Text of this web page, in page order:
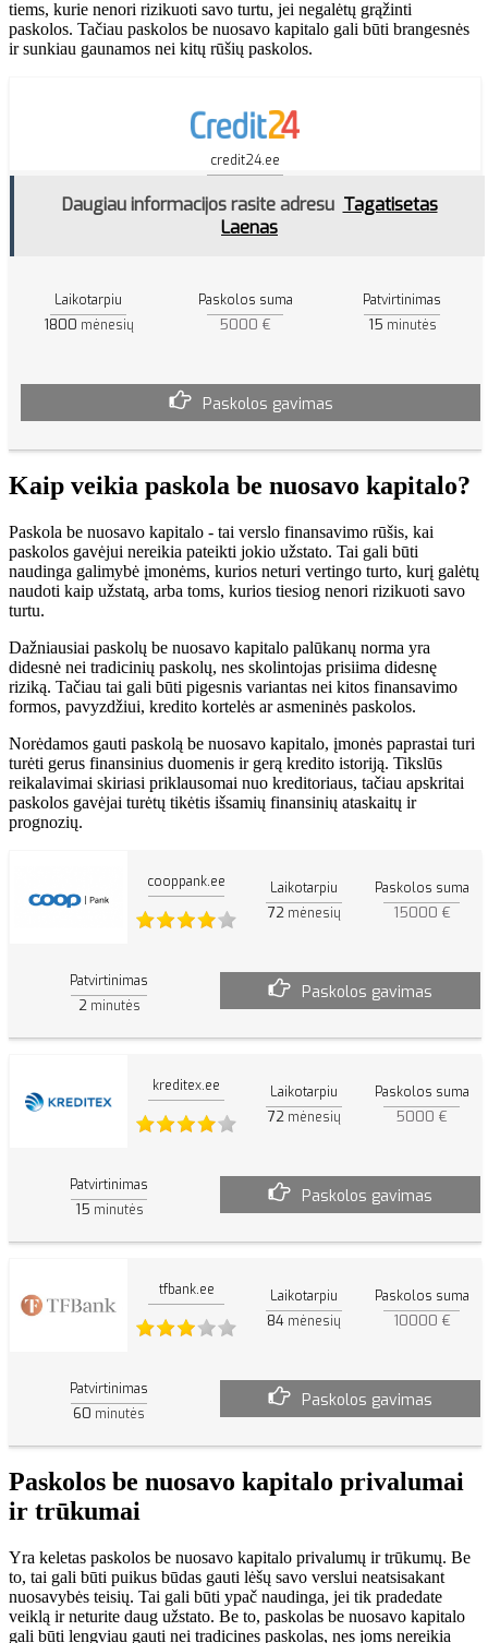
tiems, kurie nenori rizikuoti savo turtu, jei negalėtų grąžinti
paskolos. Tačiau paskolos be nuosavo kapitalo gali būti brangesnės
ir sunkiau gaunamos nei kitų rūšių paskolos.
credit24.ee
Daugiau informacijos rasite adresu Tagatisetas
Laenas
Laikotarpiu
1800 mėnesių
Paskolos suma
5000 €
Patvirtinimas
15 minutės
Paskolos gavimas
Kaip veikia paskola be nuosavo kapitalo?
Paskola be nuosavo kapitalo - tai verslo finansavimo rūšis, kai
paskolos gavėjui nereikia pateikti jokio užstato. Tai gali būti
naudinga galimybė įmonėms, kurios neturi vertingo turto, kurį galėtų
naudoti kaip užstatą, arba toms, kurios tiesiog nenori rizikuoti savo
turtu.
Dažniausiai paskolų be nuosavo kapitalo palūkanų norma yra
didesnė nei tradicinių paskolų, nes skolintojas prisiima didesnę
riziką. Tačiau tai gali būti pigesnis variantas nei kitos finansavimo
formos, pavyzdžiui, kredito kortelės ar asmeninės paskolos.
Norėdamos gauti paskolą be nuosavo kapitalo, įmonės paprastai turi
turėti gerus finansinius duomenis ir gerą kredito istoriją. Tikslūs
reikalavimai skiriasi priklausomai nuo kreditoriaus, tačiau apskritai
paskolos gavėjai turėtų tikėtis išsamių finansinių ataskaitų ir
prognozių.
cooppank.ee Laikotarpiu
72mėnesių
Paskolos suma
15000 €
Patvirtinimas
2minutės
Paskolos gavimas
kreditex.ee Laikotarpiu
72mėnesių
Paskolos suma
5000 €
Patvirtinimas
15 minutės
Paskolos gavimas
tfbank.ee Laikotarpiu
84 mėnesių
Paskolos suma
10000 €
Patvirtinimas
60 minutės
Paskolos gavimas
Paskolos be nuosavo kapitalo privalumai
ir trūkumai
Yra keletas paskolos be nuosavo kapitalo privalumų ir trūkumų. Be
to, tai gali būti puikus būdas gauti lėšų savo verslui neatsisakant
nuosavybės teisių. Tai gali būti ypač naudinga, jei tik pradedate
veiklą ir neturite daug užstato. Be to, paskolas be nuosavo kapitalo
gali būti lengviau gauti nei tradicines paskolas, nes joms nereikia